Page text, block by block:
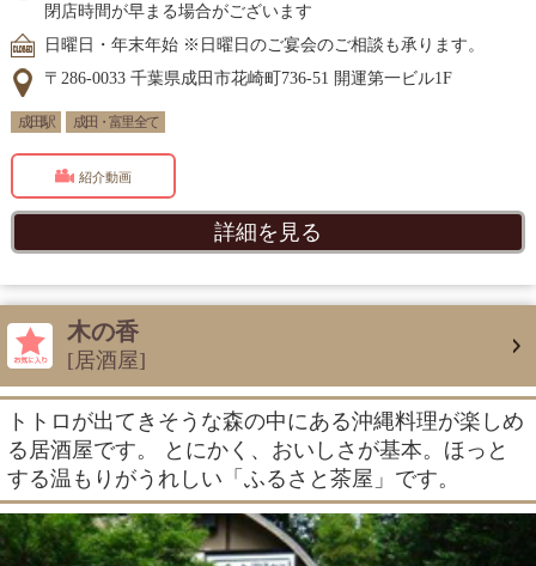
閉店時間が早まる場合がございます
日曜日・年末年始 ※日曜日のご宴会のご相談も承ります。
〒286-0033 千葉県成田市花崎町736-51 開運第一ビル1F
成田駅 成田・富里 全て
紹介動画
詳細を見る
木の香
[居酒屋]
トトロが出てきそうな森の中にある沖縄料理が楽しめ
る居酒屋です。 とにかく、おいしさが基本。ほっと
する温もりがうれしい「ふるさと茶屋」です。